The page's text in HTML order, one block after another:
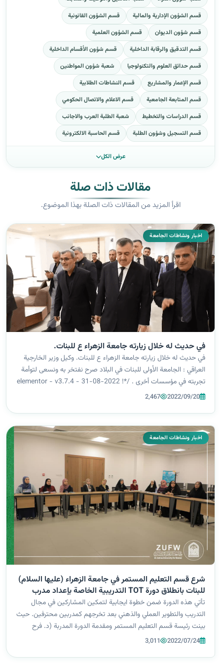
قسم الشؤون الإدارية والمالية
قسم الشؤون القانونية
قسم شؤون الديوان
قسم الشؤون العلمية
قسم التدقيق والرقابة الداخلية
قسم شؤون الأقسام الداخلية
قسم حدائق العلوم والتكنولوجيا
شعبة شؤون المواطنين
قسم الإعمار والمشاريع
قسم النشاطات الطلابية
قسم المتابعة الجامعية
قسم الاعلام والاتصال الحكومي
قسم الدراسات والتخطيط
شعبة الطلبة العرب والاجانب
قسم التسجيل وشؤون الطلبة
قسم الحاسبة الالكترونية
عرض الكل
مقالات ذات صلة
اقرأ المزيد من المقالات ذات الصلة بهذا الموضوع.
اخبار ونشاطات الجامعة
في حديث له خلال زيارته جامعة الزهراء ع للبنات.
في حديث له خلال زيارته جامعة الزهراء ع للبنات. وكيل وزير الخارجية
العراقي : الجامعة الأولى للبنات في البلاد صرح نفتخر به ونسعى لتوأمة
تجربته في مؤسسات أخرى . /*! elementor - v3.7.4 - 31-08-2022
*/ .elementor-heading-title{padding:0;margin:0;line-
2022/09/20
2,467
اخبار ونشاطات الجامعة
شرع قسم التعليم المستمر في جامعة الزهراء (عليها السلام)
للبنات بانطلاق دورة TOT التدريبية الخاصة بإعداد مدرب
محترف في مجال التنمية البشرية.
تأتي هذه الدورة ضمن خطوة ايجابية لتمكين المشاركين في مجال
التدريب والتطوير العملي والذهني بعد تخرجهم كمدربين محترفين. حيث
بينت رئيسة قسم التعليم المستمر ومقدمة الدورة المدربة (د. فرح
الفاضلي) أهمية معرفة أساسيات اعداد المدرب المحترف والتطرق إلى
2022/07/24
3,011